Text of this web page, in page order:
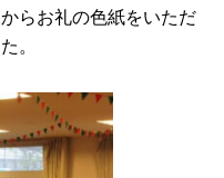
らお礼の色紙をいただ
。